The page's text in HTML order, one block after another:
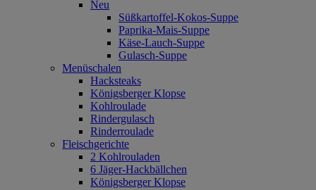
Neu
Süßkartoffel‐Kokos‐Suppe
Paprika‐Mais‐Suppe
Käse‐Lauch‐Suppe
Gulasch‐Suppe
Menüschalen
Hacksteaks
Königsberger Klopse
Kohlroulade
Rindergulasch
Rinderroulade
Fleischgerichte
2 Kohlrouladen
6 Jäger-Hackbällchen
Königsberger Klopse